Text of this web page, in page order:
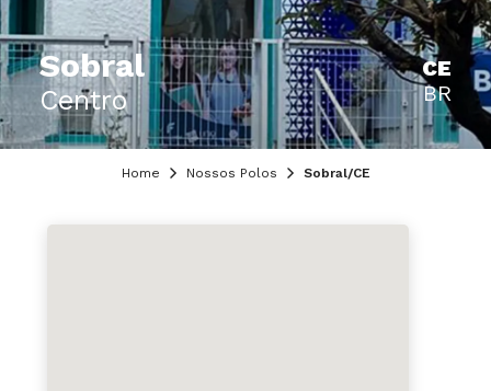
Sobral
Centro
CE
BR
Home Nossos Polos Sobral/CE